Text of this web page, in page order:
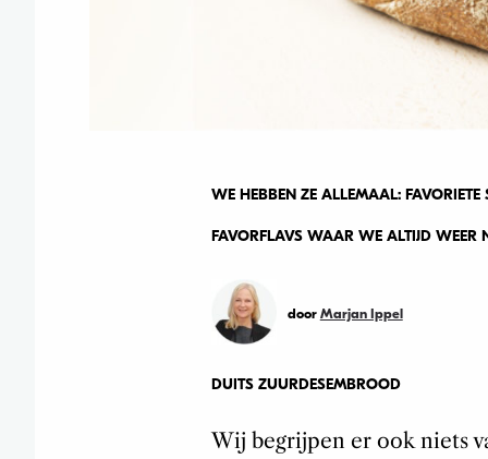
WE HEBBEN ZE ALLEMAAL:
FAVORFLAVS WAAR WE ALTIJD WEER
door Marjan Ippel
DUITS ZUURDESEMBROOD
Wij begrijpen er ook niets